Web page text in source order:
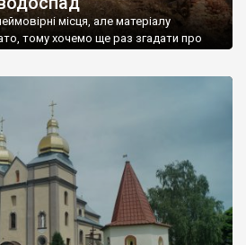
місця, але матеріалу
тому хочемо ще раз згадати про